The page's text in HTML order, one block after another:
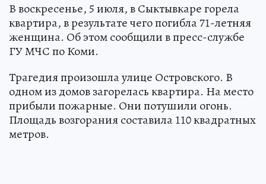
В воскресенье, 5 июля, в Сыктывкаре горела
квартира, в результате чего погибла 71-летняя
женщина. Об этом сообщили в пресс-службе
ГУ МЧС по Коми.
Трагедия произошла улице Островского. В
одном из домов загорелась квартира. На место
прибыли пожарные. Они потушили огонь.
Площадь возгорания составила 110 квадратных
метров.